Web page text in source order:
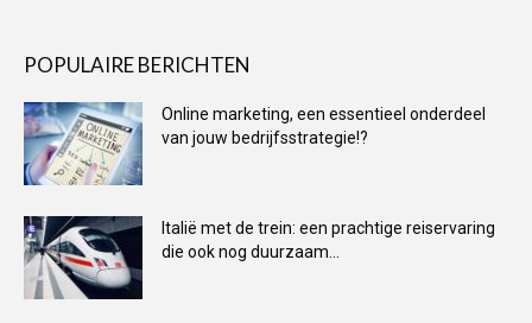
POPULAIRE BERICHTEN
Online marketing, een essentieel onderdeel
van jouw bedrijfsstrategie!?
Italië met de trein: een prachtige reiservaring
die ook nog duurzaam...